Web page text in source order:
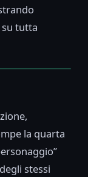
su tutta
la quarta
stessi